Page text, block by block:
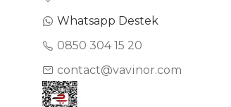
Whatsapp Destek
0850 304 15 20
contact@vavinor.com